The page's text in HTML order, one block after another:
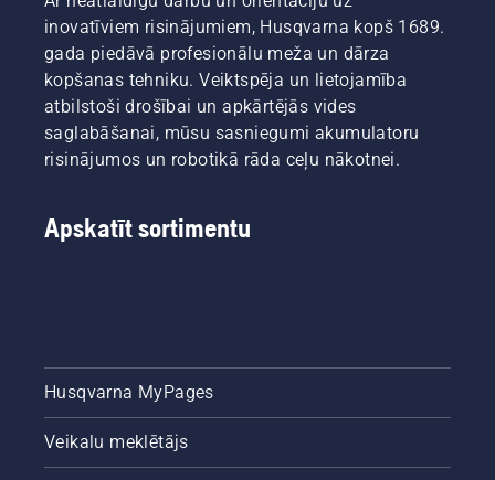
inovatīviem risinājumiem, Husqvarna kopš 1689.
gada piedāvā profesionālu meža un dārza
kopšanas tehniku. Veiktspēja un lietojamība
atbilstoši drošībai un apkārtējās vides
saglabāšanai, mūsu sasniegumi akumulatoru
risinājumos un robotikā rāda ceļu nākotnei.
Apskatīt sortimentu
Husqvarna MyPages
Veikalu meklētājs